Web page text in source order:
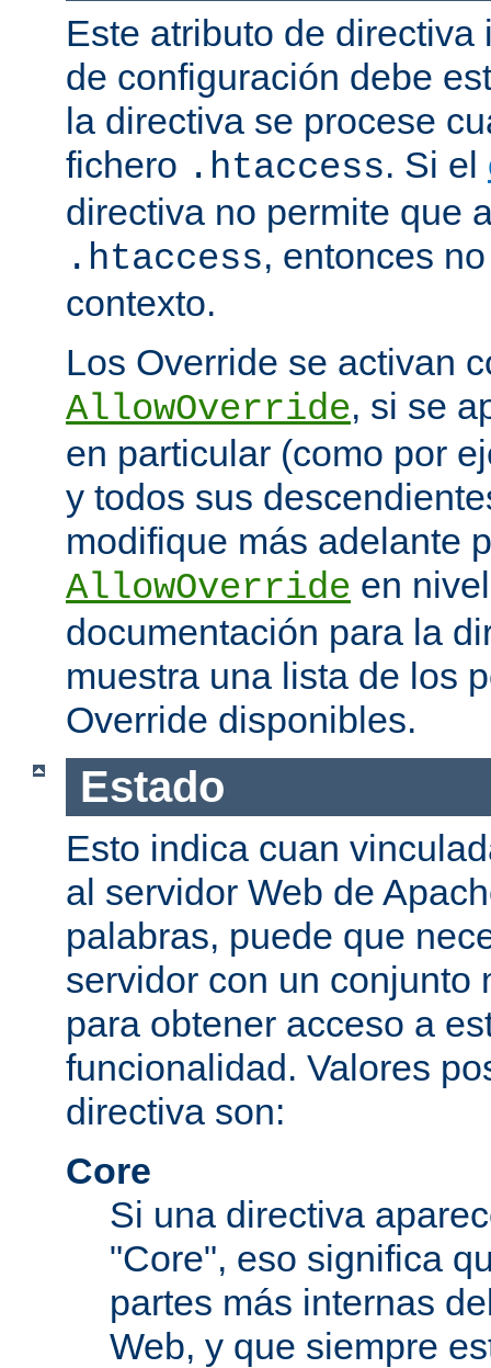
Este atributo de
de configuración debe
la directiva se procese
fichero .htaccess. Si el
directiva no permite que
.htaccess, entonces
contexto.
Los Override se activan
AllowOverride, si se
en particular (como por
y todos sus
modifique más adelante
AllowOverride en
documentación para la
muestra una lista de los
Override disponibles.
Estado
Esto indica cuan
al servidor Web de
palabras, puede que
servidor con un conjunto
para obtener acceso a
funcionalidad. Valores
directiva son:
Core
Si una directiva
"Core", eso significa
partes más internas
Web, y que siempre